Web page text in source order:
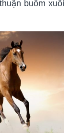
buồm xuôi